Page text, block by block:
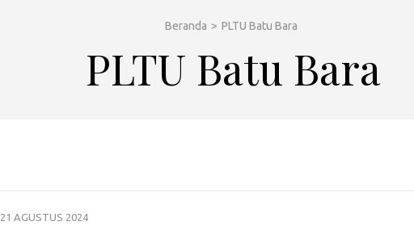
Beranda > PLTU Batu Bara
PLTU Batu Bara
21 AGUSTUS 2024